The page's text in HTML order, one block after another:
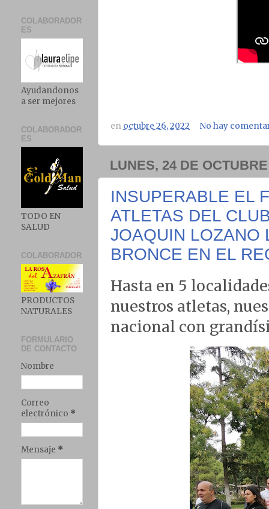
en octubre 26, 2022 No hay
LUNES, 24 DE
INSUPERABLE EL
ATLETAS DEL
JOAQUIN LOZANO
BRONCE EN EL
Hasta en 5
nuestros atletas,
nacional con
COLABORADOR
ES
Ayudandonos
a ser mejores
COLABORADOR
ES
TODO EN
SALUD
COLABORADOR
PRODUCTOS
NATURALES
FORMULARIO
DE CONTACTO
Nombre
Correo
electrónico *
Mensaje *